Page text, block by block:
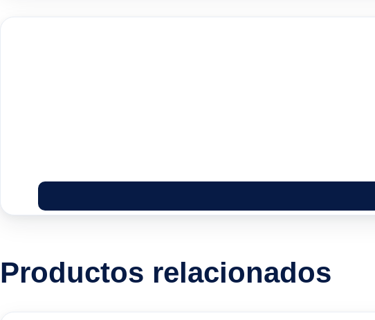
Productos relacionados